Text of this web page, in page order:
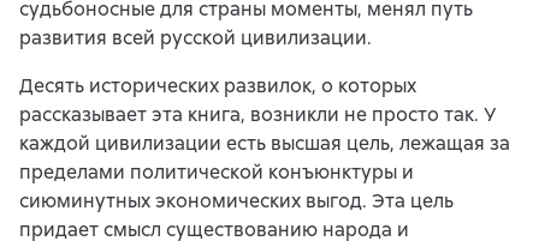
судьбоносные для страны моменты, менял путь
развития всей русской цивилизации.
Десять исторических развилок, о которых
рассказывает эта книга, возникли не просто так. У
каждой цивилизации есть высшая цель, лежащая за
пределами политической конъюнктуры и
сиюминутных экономических выгод. Эта цель
придает смысл существованию народа и